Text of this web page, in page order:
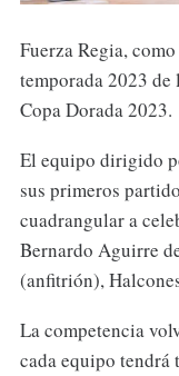
Fuerza Regia,
temporada 2023
Copa Dorada 2023.
El equipo dirigido
sus primeros
cuadrangular a
Bernardo Aguirre
(anfitrión),
La competencia
cada equipo tendrá